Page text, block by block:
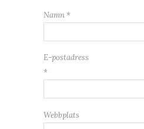
Namn *
E-postadress
*
Webbplats